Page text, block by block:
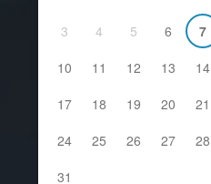
3
4 5 6 7
10
11 12 13 14
17
18 19 20 21
24
25 26 27 28
31